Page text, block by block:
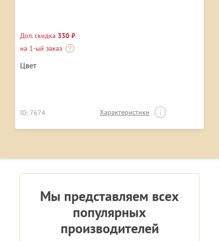
Доп. скидка 330 ₽
на 1-ый заказ
Цвет
ID: 7674 Характеристики
Мы представляем всех
популярных
производителей